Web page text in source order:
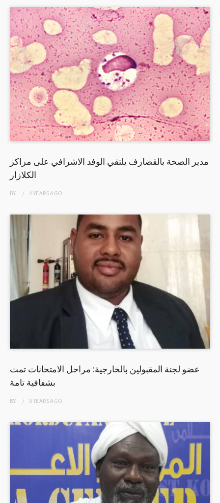
مدير الصحة بالقضارف يلتقي الوفد الاشرافي على مراكز
الكلازار
BY 4 YEARSAGO
عضو لجنة المقبولين بالخارجية: مراحل الامتحانات تمت
بشفافية تامة
BY 5 YEARSAGO